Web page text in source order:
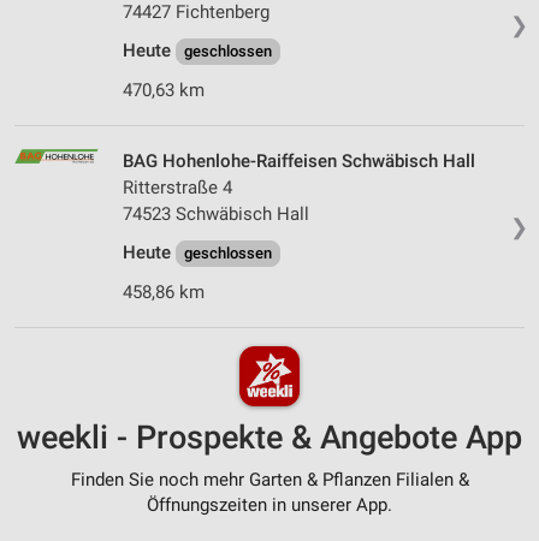
❯
74427 Fichtenberg
Heute
geschlossen
470,63 km
❯
BAG Hohenlohe-Raiffeisen Schwäbisch Hall
Ritterstraße 4
74523 Schwäbisch Hall
Heute
geschlossen
458,86 km
weekli - Prospekte & Angebote App
Finden Sie noch mehr Garten & Pflanzen Filialen &
Öffnungszeiten in unserer App.